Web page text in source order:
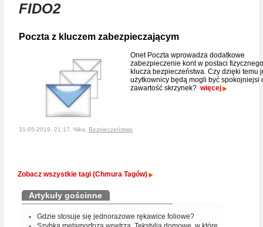
FIDO2
Poczta z kluczem zabezpieczającym
Onet Poczta wprowadza dodatkowe
zabezpieczenie kont w postaci fizycznego
klucza bezpieczeństwa. Czy dzięki temu
użytkownicy będą mogli być spokojniejsi
zawartość skrzynek? więcej
31-05-2019, 21:17, Nika, Bezpieczeństwo
Zobacz wszystkie tagi (Chmura Tagów)
Artykuły gościnne
Gdzie stosuje się jednorazowe rękawice foliowe?